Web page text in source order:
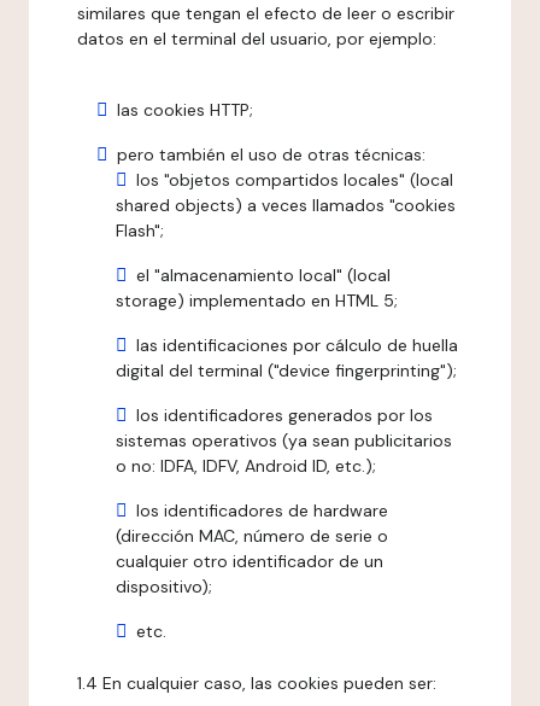
similares que tengan el efecto de leer o escribir
datos en el terminal del usuario, por ejemplo:
las cookies HTTP;
pero también el uso de otras técnicas:
los "objetos compartidos locales" (local
shared objects) a veces llamados "cookies
Flash";
el "almacenamiento local" (local
storage) implementado en HTML 5;
las identificaciones por cálculo de huella
digital del terminal ("device fingerprinting");
los identificadores generados por los
sistemas operativos (ya sean publicitarios
o no: IDFA, IDFV, Android ID, etc.);
los identificadores de hardware
(dirección MAC, número de serie o
cualquier otro identificador de un
dispositivo);
etc.
1.4 En cualquier caso, las cookies pueden ser: